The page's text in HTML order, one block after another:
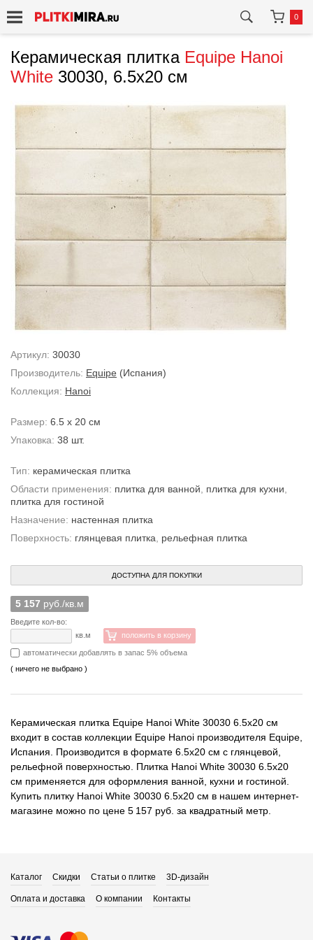
0
Керамическая плитка Equipe Hanoi
White 30030, 6.5x20 см
Артикул: 30030
Производитель: Equipe (Испания)
Коллекция: Hanoi
Размер: 6.5 x 20 см
Упаковка: 38 шт.
Тип: керамическая плитка
Области применения: плитка для ванной плитка для кухни
плитка для гостиной
Назначение: настенная плитка
Поверхность: глянцевая плитка рельефная плитка
ДОСТУПНА ДЛЯ ПОКУПКИ
5 157 руб./кв.м
Введите кол-во:
кв.м
положить в корзину
автоматически добавлять в запас 5% объема
( ничего не выбрано )
Керамическая плитка Equipe Hanoi White 30030 6.5x20 см
входит в состав коллекции Equipe Hanoi производителя Equipe,
Испания. Производится в формате 6.5x20 см с глянцевой,
рельефной поверхностью. Плитка Hanoi White 30030 6.5x20
см применяется для оформления ванной, кухни и гостиной.
Купить плитку Hanoi White 30030 6.5x20 см в нашем интернет-
магазине можно по цене 5 157 руб. за квадратный метр.
Каталог Скидки Статьи о плитке 3D-дизайн
Оплата и доставка О компании Контакты